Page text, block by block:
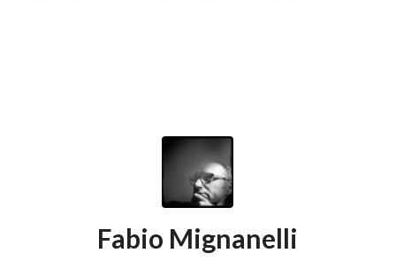
Fabio Mignanelli